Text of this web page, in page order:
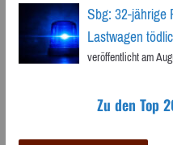
Sbg: 32-jährige
Lastwagen
veröffentlicht am
Zu den Top